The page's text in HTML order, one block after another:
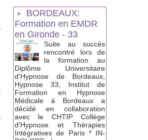
BORDEAUX:
Formation en EMDR
en Gironde - 33
Suite au succès
rencontré lors de
la formation au
Diplôme Universitaire
d'Hypnose de Bordeaux,
Hypnose 33, Institut de
Formation en Hypnose
Médicale à Bordeaux a
décidé en collaboration
avec le CHTIP Collège
d'Hypnose et Thérapies
Intégratives de Paris * IN-